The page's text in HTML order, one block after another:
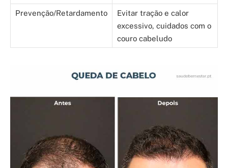
Prevenção/Retardamento
Evitar tração e calor
excessivo, cuidados com o
couro cabeludo